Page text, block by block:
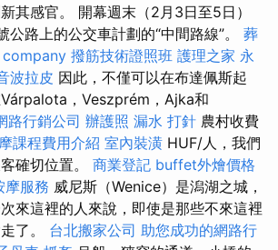
其感官。 開幕週末（2月3日至5日）
公路上的公交車計劃的“中間路線”。 葬
company 撥筋技術證照班 護理之家 永
波拉皮 因此，不僅可以在布達佩斯起
，Veszprém，Ajka和
路行銷公司 辦護照 漏水 打針 農村收費
課程費用介紹 室內裝潢 HUF/人，我們
確切位置。 商業登記 buffet外燴價格
摩服務 威尼斯（Wenice）是潟湖之城，
來這裡的人來說，即使是那些不來這裡
了。 台北搬家公司 助您成功的網路行